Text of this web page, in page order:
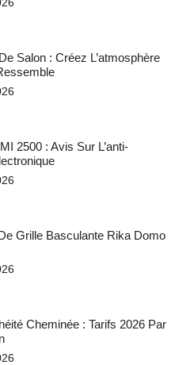
Salon : Créez L’atmosphère
2500 : Avis Sur L’anti-
Grille Basculante Rika Domo
Cheminée : Tarifs 2026 Par